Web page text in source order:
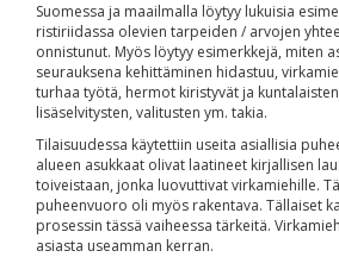
Suomessa ja maailmalla löytyy lukuisia
ristiriidassa olevien tarpeiden / arvojen
onnistunut. Myös löytyy esimerkkejä, miten
seurauksena kehittäminen hidastuu,
turhaa työtä, hermot kiristyvät ja
lisäselvitysten, valitusten ym. takia.
Tilaisuudessa käytettiin useita asiallisia
alueen asukkaat olivat laatineet kirjallisen
toiveistaan, jonka luovuttivat virkamiehille.
puheenvuoro oli myös rakentava. Tällaiset
prosessin tässä vaiheessa tärkeitä.
asiasta useamman kerran.